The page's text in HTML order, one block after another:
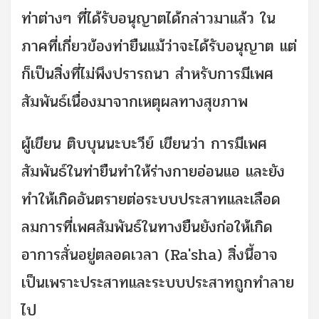
ท่าต่างๆ ที่ได้รับอนุญาตได้กล่าวมาแล้ว ใน
ภาคที่เกี่ยวข้องท่ายืนแม้ว่าจะได้รับอนุญาต แต่
ก็เป็นสิ่งที่ไม่พึงปรารถนา สำหรับการมีเพศ
สัมพันธ์เนื่องมาจากเหตุผลทางสุขภาพ
ผู้เขียน ติบบุนนะบะวีย์ เขียนว่า การมีเพศ
สัมพันธ์ในท่ายืนทำให้ร่างกายอ่อนแอ และยัง
ทำให้เกิดอันตรายต่อระบบประสาทและเลือด
ลมการที่เพศสัมพันธ์ในทางยืนยังก่อให้เกิด
อาการสั่นอยู่ตลอดเวลา (Ra'sha) สิ่งนี้อาจ
เป็นเพราะประสาทและระบบประสาทถูกทำลาย
ไป